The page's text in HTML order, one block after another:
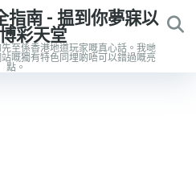
指南 - 揾到你夢寐以
彩天堂
至係香港地道玩家嘅真心話。我哋
嘅獨有特色同埋啲唔可以錯過嘅亮
點。